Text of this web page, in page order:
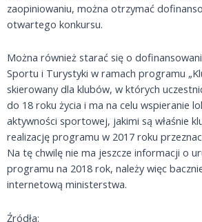
zaopiniowaniu, można otrzymać
otwartego konkursu.
Można również starać się o
Sportu i Turystyki w ramach programu
skierowany dla klubów, w których
do 18 roku życia i ma na celu wspieranie
aktywności sportowej, jakimi są właśnie
realizację programu w 2017 roku
Na tę chwilę nie ma jeszcze informacji o
programu na 2018 rok, należy więc
internetową ministerstwa.
Źródła: